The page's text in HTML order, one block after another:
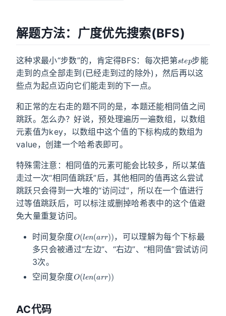
解题方法：广度优先搜索(BFS)
这种求最小“步数”的，肯定得BFS：每次把第
步能
走到的点全部走到(已经走到过的除外)，然后再以这
些点为起点迈向它们能走到的下一点。
和正常的左右走的题不同的是，本题还能相同值之间
跳跃。怎么办？好说，预处理遍历一遍数组，以数组
元素值为key，以数组中这个值的下标构成的数组为
value，创建一个哈希表即可。
特殊需注意：相同值的元素可能会比较多，所以某值
走过一次“相同值跳跃”后，其他相同的值再这么尝试
跳跃只会得到一大堆的“访问过”，所以在一个值进行
过等值跳跃后，可以标注或删掉哈希表中的这个值避
免大量重复访问。
时间复杂度
，可以理解为每个下标最
多只会被通过“左边”、“右边”、“相同值”尝试访问
3次。
空间复杂度
AC代码